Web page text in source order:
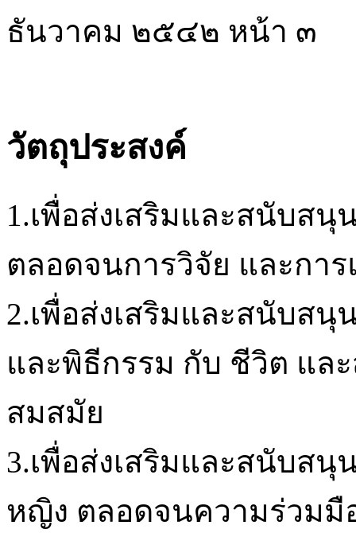
ธันวาคม ๒๕๔๒ หน้า ๓
วัตถุประสงค์
1.เพื่อส่งเสริมและสนับส
ตลอดจนการวิจัย และกา
2.เพื่อส่งเสริมและสนับส
และพิธีกรรม กับ ชีวิต แล
สมสมัย
3.เพื่อส่งเสริมและสนับส
หญิง ตลอดจนความร่วมมื